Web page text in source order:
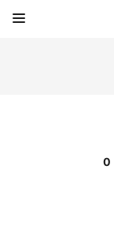
0